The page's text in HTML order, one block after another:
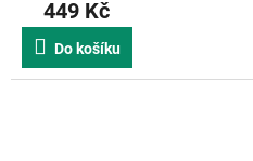
449 Kč
Do košíku